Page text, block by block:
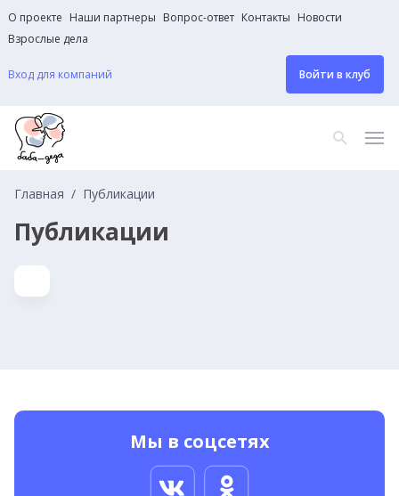
О проекте Наши партнеры Вопрос-ответ Контакты Новости
Взрослые дела
Вход для компаний Войти в клуб
Главная Публикации
Публикации
Мы в соцсетях